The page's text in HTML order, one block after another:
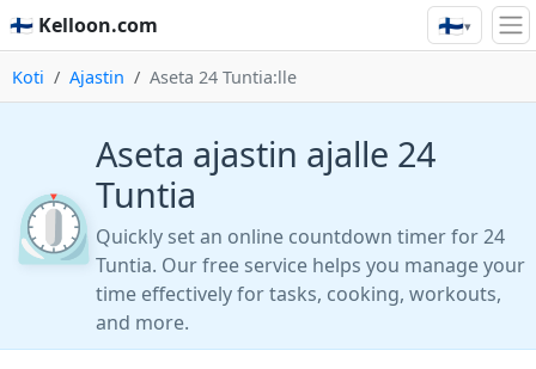
🇫🇮 Kelloon.com 🇫🇮▾
Koti Ajastin Aseta 24 Tuntia:lle
⏲️
Aseta ajastin ajalle 24
Tuntia
Quickly set an online countdown timer for 24
Tuntia. Our free service helps you manage your
time effectively for tasks, cooking, workouts,
and more.